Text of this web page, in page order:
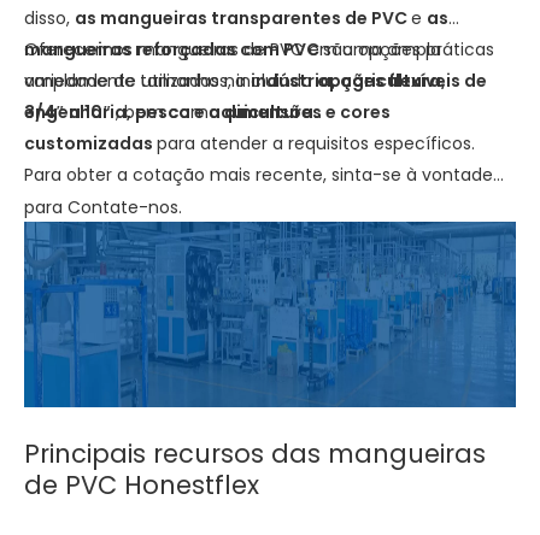
disso, as mangueiras transparentes de PVCe as
mangueiras reforçadas com PVCsão opções práticas
amplamente utilizadas naindústria, agricultura,
engenharia, pesca e aquicultura..
Oferecemos mangueiras de PVC em uma ampla
variedade de tamanhos, incluindoopções flexíveis de
3/4″ a 10″, bem comodimensões e cores
customizadas para atender a requisitos específicos.
Para obter a cotação mais recente, sinta-se à vontade
para Contate-nos.
Principais recursos das mangueiras
de PVC Honestflex